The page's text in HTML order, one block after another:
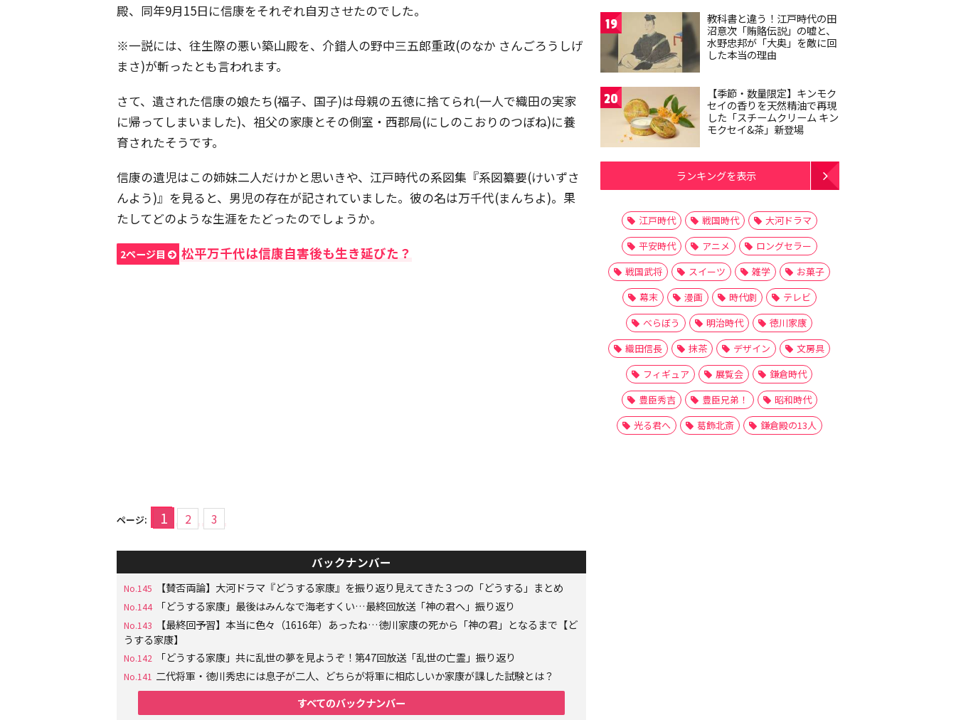
殿、同年9月15日に信康をそれぞれ自刃させたのでした。
※一説には、往生際の悪い築山殿を、介錯人の野中三五郎重政(のなか さんごろうしげ
まさ)が斬ったとも言われます。
さて、遺された信康の娘たち(福子、国子)は母親の五徳に捨てられ(一人で織田の実家
に帰ってしまいました)、祖父の家康とその側室・西郡局(にしのこおりのつぼね)に養
育されたそうです。
信康の遺児はこの姉妹二人だけかと思いきや、江戸時代の系図集『系図纂要(けいずさ
んよう)』を見ると、男児の存在が記されていました。彼の名は万千代(まんちよ)。果
たしてどのような生涯をたどったのでしょうか。
2ページ目 松平万千代は信康自害後も生き延びた？
ページ: 1 2 3
バックナンバー
No.145 【賛否両論】大河ドラマ『どうする家康』を振り返り見えてきた３つの「どうする」まとめ
No.144 「どうする家康」最後はみんなで海老すくい…最終回放送「神の君へ」振り返り
No.143
【最終回予習】本当に色々（1616年）あったね…徳川家康の死から「神の君」となるまで【ど
うする家康】
No.142 「どうする家康」共に乱世の夢を見ようぞ！第47回放送「乱世の亡霊」振り返り
No.141 二代将軍・徳川秀忠には息子が二人、どちらが将軍に相応しいか家康が課した試験とは？
すべてのバックナンバー
19
教科書と違う！江戸時代の田
沼意次「賄賂伝説」の嘘と、
水野忠邦が「大奥」を敵に回
した本当の理由
20
【季節・数量限定】キンモク
セイの香りを天然精油で再現
した「スチームクリーム キン
モクセイ&茶」新登場
ランキングを表示
江戸時代 戦国時代
大河ドラマ
平安時代
アニメ
ロングセラー
戦国武将
スイーツ 雑学
お菓子
幕末
漫画 時代劇
テレビ
べらぼう
明治時代
徳川家康
織田信長
抹茶 デザイン
文房具
フィギュア
展覧会
鎌倉時代
豊臣秀吉
豊臣兄弟！
昭和時代
光る君へ
葛飾北斎 鎌倉殿の13人